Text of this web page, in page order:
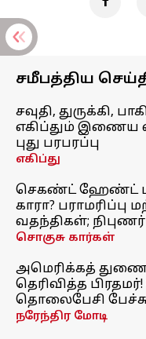
சமீபத்திய
சவுதி, துருக்கி,
எகிப்தும் இணைய
புது பரபரப்பு
எகிப்து
செகண்ட் ஹேண்ட்
காரா? பராமரிப்பு
வதந்திகள்;
சொகுசு கார்கள்
அமெரிக்கத் துணை
தெரிவித்த
தொலைபேசி
நரேந்திர மோடி